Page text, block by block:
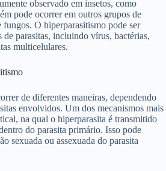
observado em insetos, como
pode ocorrer em outros grupos de
fungos. O hiperparasitismo pode ser
de parasitas, incluindo vírus, bactérias,
multicelulares.
de diferentes maneiras, dependendo
envolvidos. Um dos mecanismos mais
na qual o hiperparasita é transmitido
do parasita primário. Isso pode
sexuada ou assexuada do parasita